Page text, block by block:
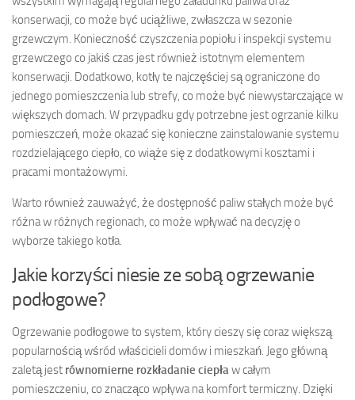
konserwacji, co może być uciążliwe, zwłaszcza w sezonie
grzewczym. Konieczność czyszczenia popiołu i inspekcji systemu
grzewczego co jakiś czas jest również istotnym elementem
konserwacji. Dodatkowo, kotły te najczęściej są ograniczone do
jednego pomieszczenia lub strefy, co może być niewystarczające w
większych domach. W przypadku gdy potrzebne jest ogrzanie kilku
pomieszczeń, może okazać się konieczne zainstalowanie systemu
rozdzielającego ciepło, co wiąże się z dodatkowymi kosztami i
pracami montażowymi.
Warto również zauważyć, że dostępność paliw stałych może być
różna w różnych regionach, co może wpływać na decyzję o
wyborze takiego kotła.
Jakie korzyści niesie ze sobą ogrzewanie
podłogowe?
Ogrzewanie podłogowe to system, który cieszy się coraz większą
popularnością wśród właścicieli domów i mieszkań. Jego główną
zaletą jest równomierne rozkładanie ciepław całym
pomieszczeniu, co znacząco wpływa na komfort termiczny. Dzięki